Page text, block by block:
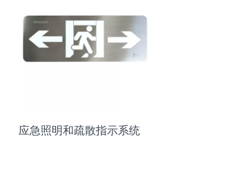
应急照明和疏散指示系统